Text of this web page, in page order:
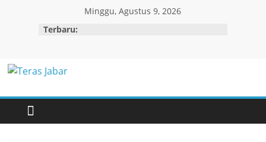
Minggu, Agustus 9, 2026
Terbaru:
Teras
Jabar